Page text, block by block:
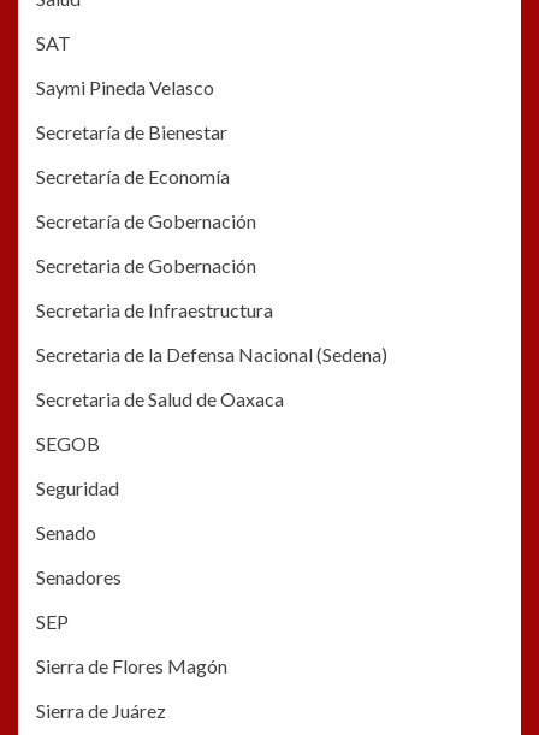
SAT
Saymi Pineda Velasco
Secretaría de Bienestar
Secretaría de Economía
Secretaría de Gobernación
Secretaria de Gobernación
Secretaria de Infraestructura
Secretaria de la Defensa Nacional (Sedena)
Secretaria de Salud de Oaxaca
SEGOB
Seguridad
Senado
Senadores
SEP
Sierra de Flores Magón
Sierra de Juárez